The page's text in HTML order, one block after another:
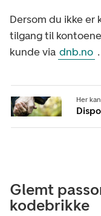
Dersom du ikke er
tilgang til
kunde via dnb.no .
Her
Glemt
kodebrikke